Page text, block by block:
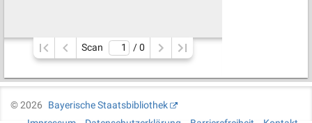
Scan / 0
©2026
Bayerische Staatsbibliothek